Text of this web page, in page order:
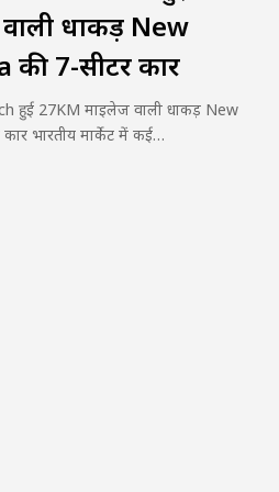
धाकड़ New
7-सीटर कार
हुई 27KM माइलेज वाली धाकड़ New
भारतीय मार्केट में कई…